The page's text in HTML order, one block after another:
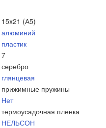
15x21 (А5)
алюминий
пластик
7
серебро
глянцевая
прижимные пружины
Нет
термоусадочная пленка
НЕЛЬСОН